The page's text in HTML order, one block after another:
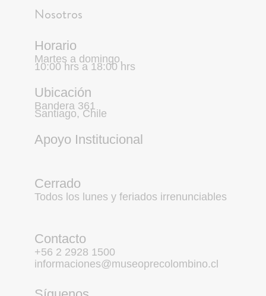
Nosotros
Horario
Martes a domingo,
10:00 hrs a 18:00 hrs
Ubicación
Bandera 361
Santiago, Chile
Apoyo Institucional
Cerrado
Todos los lunes y feriados irrenunciables
Contacto
+56 2 2928 1500
informaciones@museoprecolombino.cl